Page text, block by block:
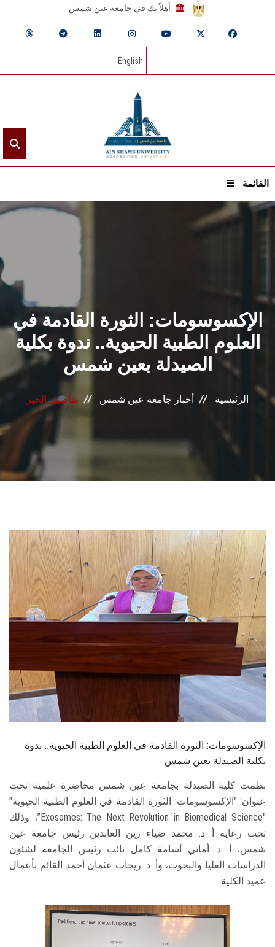
أهلاً بك في جامعة عين شمس
English
القائمة
الرئيسيـة
القطاعـات
الشئون الأكاديمية
البحث العلمي
المراكز والوحدات
الأنظمة الذكية
الطلاب
هيئة التدريس
الدراسات العليا
الموظفون
الزائـرون
الإكسوسومات: الثورة القادمة في
العلوم الطبية الحيوية.. ندوة بكلية
الصيدلة بعين شمس
الرئيسية أخبار جامعة عين شمس تفاصيل الخبر
الإكسوسومات: الثورة القادمة في العلوم الطبية الحيوية.. ندوة
بكلية الصيدلة بعين شمس
نظمت كلية الصيدلة بجامعة عين شمس محاضرة علمية تحت
عنوان: "الإكسوسومات: الثورة القادمة في العلوم الطبية الحيوية"
"Exosomes: The Next Revolution in Biomedical Science”، وذلك
تحت رعاية أ. د. محمد ضياء زين العابدين رئيس جامعة عين
شمس، أ. د. أماني أسامة كامل نائب رئيس الجامعة لشئون
الدراسات العليا والبحوث، وأ. د. ريحاب عثمان أحمد القائم بأعمال
عميد الكلية.